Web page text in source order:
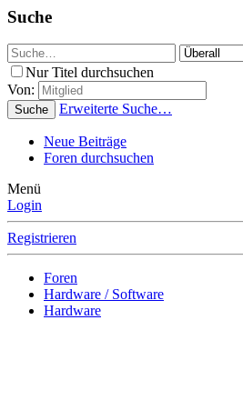
Suche
Nur Titel durchsuchen
Von:
Suche Erweiterte Suche…
Neue Beiträge
Foren durchsuchen
Menü
Login
Registrieren
Foren
Hardware / Software
Hardware